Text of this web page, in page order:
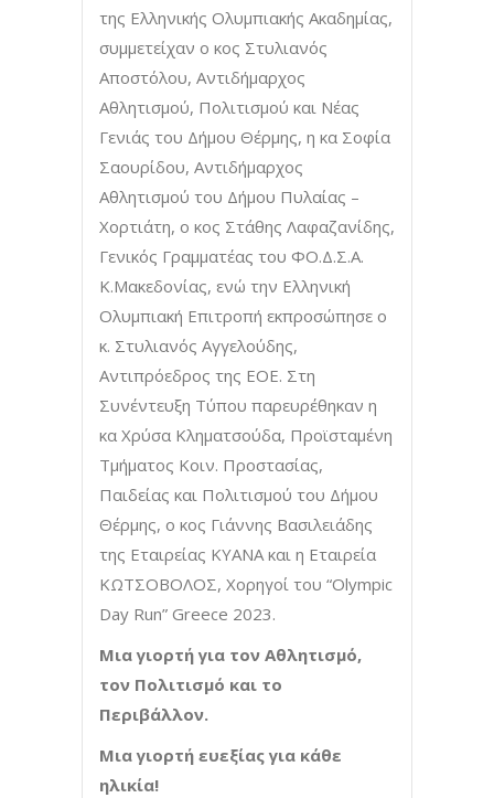
της Ελληνικής Ολυμπιακής Ακαδημίας,
συμμετείχαν ο κος Στυλιανός
Αποστόλου, Αντιδήμαρχος
Αθλητισμού, Πολιτισμού και Νέας
Γενιάς του Δήμου Θέρμης, η κα Σοφία
Σαουρίδου, Αντιδήμαρχος
Αθλητισμού του Δήμου Πυλαίας –
Χορτιάτη, ο κος Στάθης Λαφαζανίδης,
Γενικός Γραμματέας του ΦΟ.Δ.Σ.Α.
Κ.Μακεδονίας, ενώ την Ελληνική
Ολυμπιακή Επιτροπή εκπροσώπησε ο
κ. Στυλιανός Αγγελούδης,
Αντιπρόεδρος της ΕΟΕ. Στη
Συνέντευξη Τύπου παρευρέθηκαν η
κα Χρύσα Κληματσούδα, Προϊσταμένη
Τμήματος Κοιν. Προστασίας,
Παιδείας και Πολιτισμού του Δήμου
Θέρμης, ο κος Γιάννης Βασιλειάδης
της Εταιρείας ΚΥΑΝΑ και η Εταιρεία
ΚΩΤΣΟΒΟΛΟΣ, Χορηγοί του “Olympic
Day Run” Greece 2023.
Μια γιορτή για τον Αθλητισμό,
τον Πολιτισμό και το
Περιβάλλον.
Μια γιορτή ευεξίας για κάθε
ηλικία!